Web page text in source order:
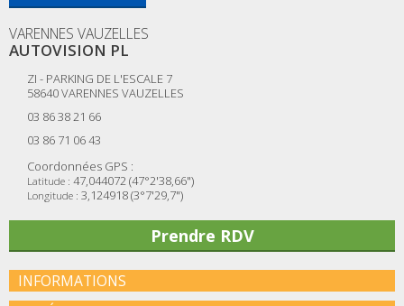
VARENNES VAUZELLES
AUTOVISION PL
ZI - PARKING DE L'ESCALE 7
58640VARENNES VAUZELLES
03 86 38 21 66
03 86 71 06 43
Coordonnées GPS :
Latitude : 47,044072 (47°2'38,66")
Longitude : 3,124918 (3°7'29,7")
Prendre RDV
INFORMATIONS